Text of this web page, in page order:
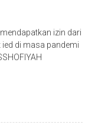
izin dari
di masa pandemi